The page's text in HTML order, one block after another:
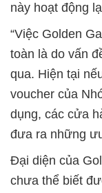
này hoạt động
“Việc Golden
toàn là do vấn
qua. Hiện tại
voucher của
dụng, các cửa
đưa ra những
Đại diện của
chưa thể biết